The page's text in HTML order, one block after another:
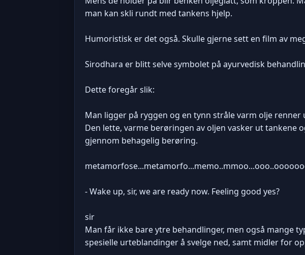
man kan skli rundt med tankens hjelp.
Humoristisk er det også. Skulle gjerne sett en film av
Sirodhara er blitt selve symbolet på ayurvedisk
Dette foregår slik:
Man ligger på ryggen og en tynn stråle varm olje
Den lette, varme berøringen av oljen vasker ut tankene
gjennom behagelig berøring.
- Wake up, sir, we are ready now. Feeling good yes?
sir
Man får ikke bare ytre behandlinger, men også mange
spesielle urteblandinger å svelge ned, samt midler for